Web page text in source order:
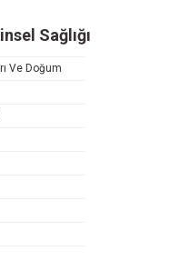
Sağlığı
Ve Doğum